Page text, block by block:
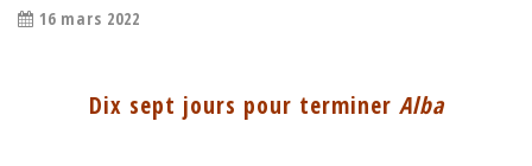
16 mars 2022
Dix sept jours pour terminer Alba